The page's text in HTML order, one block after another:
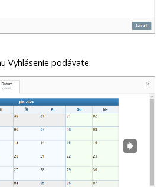
Vyhlásenie podávate.